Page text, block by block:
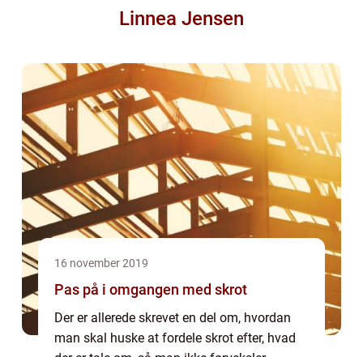
Linnea Jensen
16 november 2019
Pas på i omgangen med skrot
Der er allerede skrevet en del om, hvordan
man skal huske at fordele skrot efter, hvad